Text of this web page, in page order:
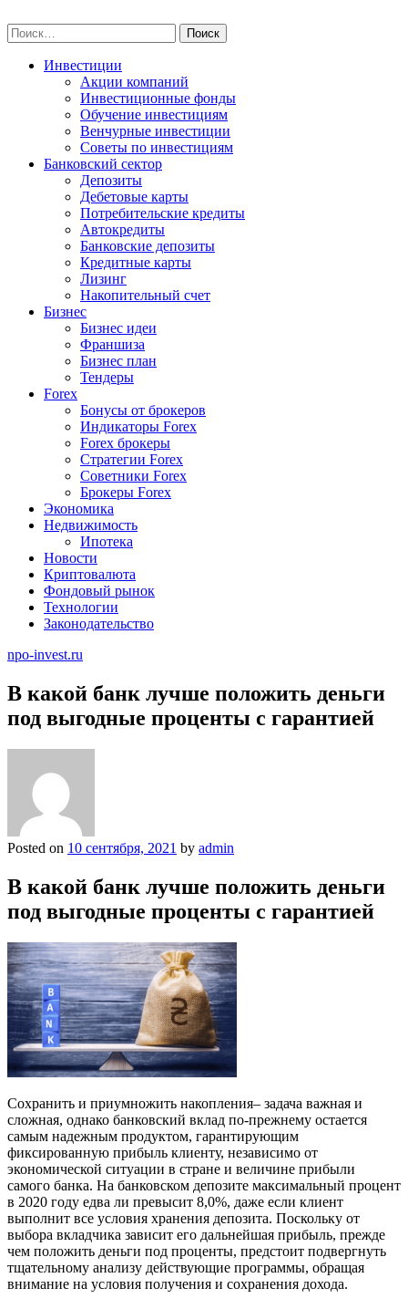
to
content
Найти:
Инвестиции
Акции компаний
Инвестиционные фонды
Обучение инвестициям
Венчурные инвестиции
Советы по инвестициям
Банковский сектор
Депозиты
Дебетовые карты
Потребительские кредиты
Автокредиты
Банковские депозиты
Кредитные карты
Лизинг
Накопительный счет
Бизнес
Бизнес идеи
Франшиза
Бизнес план
Тендеры
Forex
Бонусы от брокеров
Индикаторы Forex
Forex брокеры
Стратегии Forex
Советники Forex
Брокеры Forex
Экономика
Недвижимость
Ипотека
Новости
Криптовалюта
Фондовый рынок
Технологии
Законодательство
npo-invest.ru
В какой банк лучше положить деньги
под выгодные проценты с гарантией
Posted on 10 сентября, 2021 by admin
В какой банк лучше положить деньги
под выгодные проценты с гарантией
Сохранить и приумножить накопления– задача важная и
сложная, однако банковский вклад по-прежнему остается
самым надежным продуктом, гарантирующим
фиксированную прибыль клиенту, независимо от
экономической ситуации в стране и величине прибыли
самого банка. На банковском депозите максимальный процент
в 2020 году едва ли превысит 8,0%, даже если клиент
выполнит все условия хранения депозита. Поскольку от
выбора вкладчика зависит его дальнейшая прибыль, прежде
чем положить деньги под проценты, предстоит подвергнуть
тщательному анализу действующие программы, обращая
внимание на условия получения и сохранения дохода.